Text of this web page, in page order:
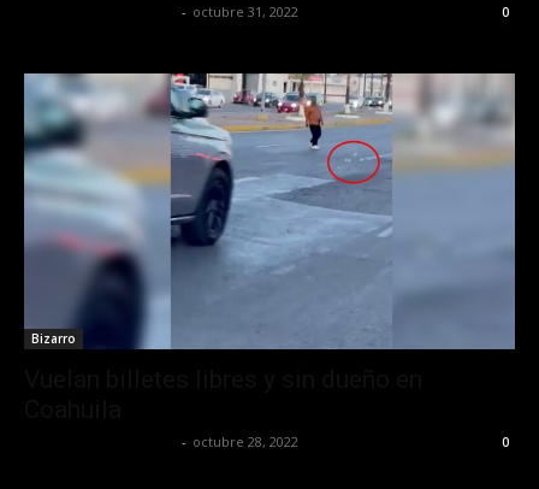
- octubre 31, 2022 0
Bizarro
- octubre 28, 2022 0